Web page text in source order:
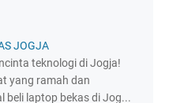
JOGJA
teknologi di Jogja!
yang ramah dan
beli laptop bekas di Jog...